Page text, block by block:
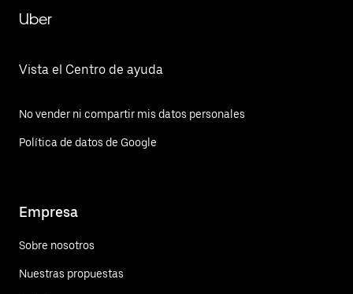
Uber
Vista el Centro de ayuda
No vender ni compartir mis datos personales
Política de datos de Google
Empresa
Sobre nosotros
Nuestras propuestas